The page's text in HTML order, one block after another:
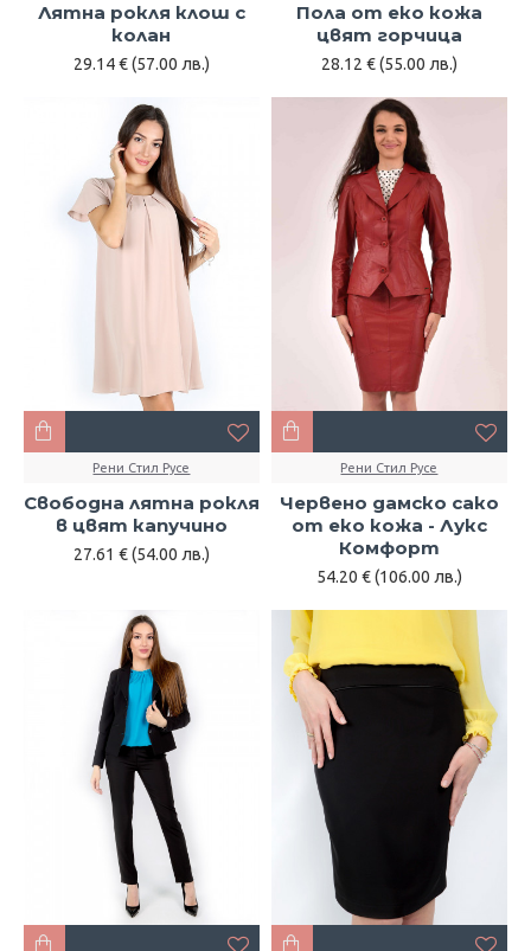
Лятна рокля клош с
колан
29.14 € (57.00 лв.)
Пола от еко кожа
цвят горчица
28.12 € (55.00 лв.)
Рени Стил Русе
Свободна лятна рокля
в цвят капучино
27.61 € (54.00 лв.)
Рени Стил Русе
Червено дамско сако
от еко кожа - Лукс
Комфорт
54.20 € (106.00 лв.)